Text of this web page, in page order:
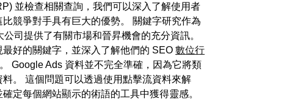
並檢查相關查詢，我們可以深入了解使用者
競爭對手具有巨大的優勢。 關鍵字研究作為
司提供了有關市場和晉昇機會的充分資訊。
好的關鍵字，並深入了解他們的 SEO 數位行
Google Ads 資料並不完全準確，因為它將類
。 這個問題可以透過使用點擊流資料來解
定每個網站顯示的術語的工具中獲得靈感。